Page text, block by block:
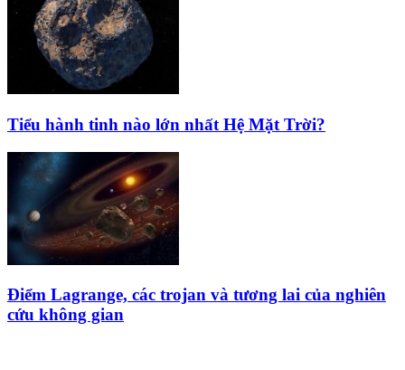
Tiểu hành tinh nào lớn nhất Hệ Mặt Trời?
Điểm Lagrange, các trojan và tương lai của nghiên
cứu không gian